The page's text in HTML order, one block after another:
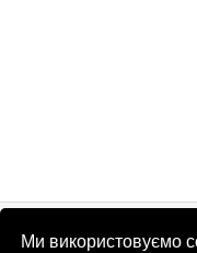
Ми використовуємо